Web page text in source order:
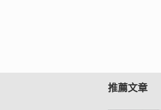
推薦文章